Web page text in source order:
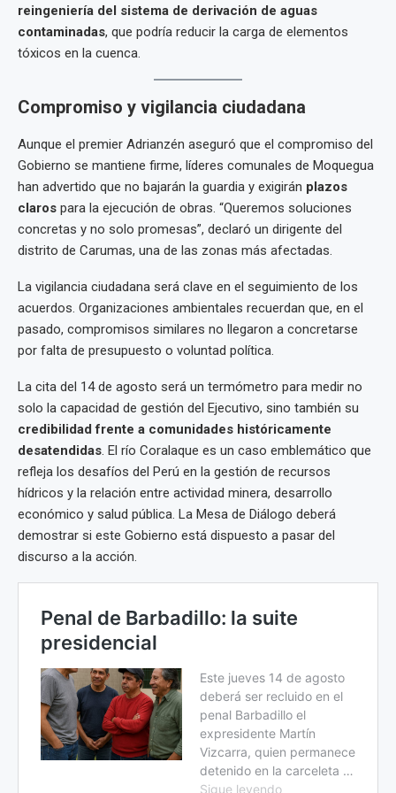
reingeniería del sistema de derivación de aguas
contaminadas, que podría reducir la carga de elementos
tóxicos en la cuenca.
Compromiso y vigilancia ciudadana
Aunque el premier Adrianzén aseguró que el compromiso del
Gobierno se mantiene firme, líderes comunales de Moquegua
han advertido que no bajarán la guardia y exigirán plazos
claros para la ejecución de obras. “Queremos soluciones
concretas y no solo promesas”, declaró un dirigente del
distrito de Carumas, una de las zonas más afectadas.
La vigilancia ciudadana será clave en el seguimiento de los
acuerdos. Organizaciones ambientales recuerdan que, en el
pasado, compromisos similares no llegaron a concretarse
por falta de presupuesto o voluntad política.
La cita del 14 de agosto será un termómetro para medir no
solo la capacidad de gestión del Ejecutivo, sino también su
credibilidad frente a comunidades históricamente
desatendidas. El río Coralaque es un caso emblemático que
refleja los desafíos del Perú en la gestión de recursos
hídricos y la relación entre actividad minera, desarrollo
económico y salud pública. La Mesa de Diálogo deberá
demostrar si este Gobierno está dispuesto a pasar del
discurso a la acción.